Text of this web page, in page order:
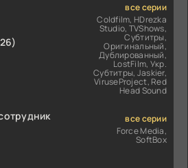
все серии
Coldfilm, HDrezka
Studio, TVShows,
Субтитры,
Оригинальный,
Дублированный,
LostFilm, Укр.
Субтитры, Jaskier,
ViruseProject, Red
Head Sound
все серии
Force Media,
SoftBox